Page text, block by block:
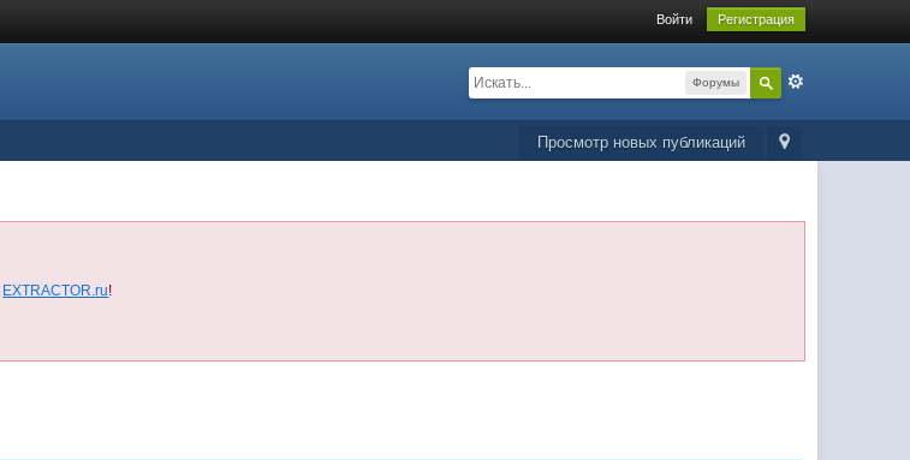
Войти Регистрация
Форумы
Просмотр новых публикаций
EXTRACTOR.ru!